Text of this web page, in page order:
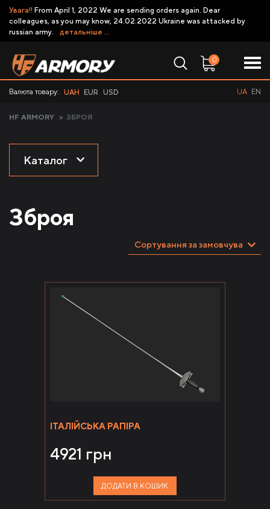
Увага!! From April 1, 2022 We are sending orders again. Dear
colleagues, as you may know, 24.02.2022 Ukraine was attacked by
russian army.
детальніше ...
Валюта товару: UAH EUR USD EN
UA
0
HF ARMORY > ЗБРОЯ
Каталог
Зброя
Сортування за замовчуванням
ІТАЛІЙСЬКА РАПІРА
4921 грн
ДОДАТИ В КОШИК